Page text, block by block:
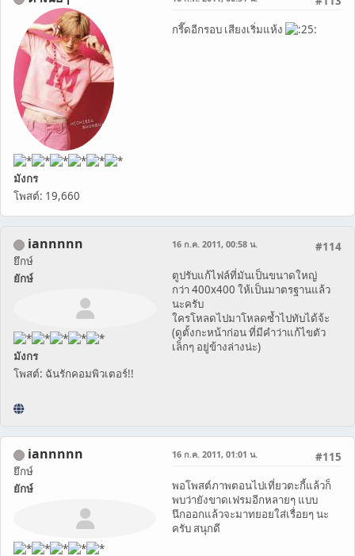
มังกร
โพสต์: 19,660
กรี๊ดอีกรอบ เสียงเริ่มแห้ง
iannnnn
ยึกษ์
ยักษ์
มังกร
โพสต์: ฉันรักคอมพิวเตอร์!!
#114
16 ก.ค. 2011, 00:58 น.
ตูปรับแก้ไฟล์ที่มันเป็นขนาดใหญ่
กว่า 400x400 ให้เป็นมาตรฐานแล้ว
นะครับ
ใครโหลดไปมาโหลดซ้ำไปทับได้จ้ะ
(ดูตั้งกะหน้าก่อน ที่มีคำว่าแก้ไขตัว
เล็กๆ อยู่ข้างล่างน่ะ)
iannnnn
ยึกษ์
ยักษ์
#115
16 ก.ค. 2011, 01:01 น.
พอโพสต์ภาพตอนไปเที่ยวตะกี้แล้วก็
พบว่ายังขาดเฟรมอีกหลายๆ แบบ
นึกออกแล้วจะมาทยอยใส่เรื่อยๆ นะ
ครับ สนุกดี